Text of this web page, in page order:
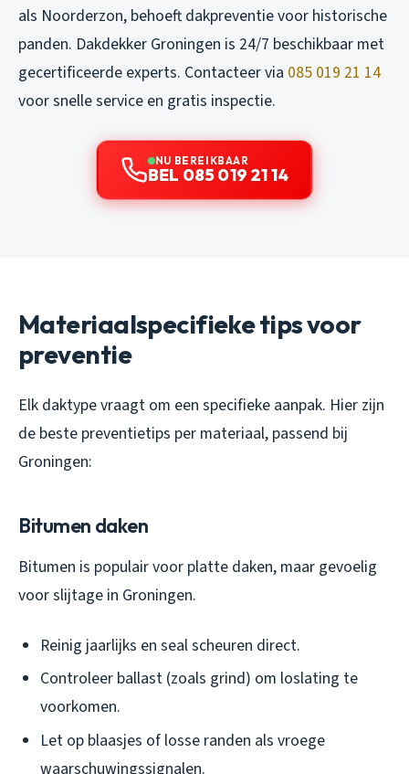
als Noorderzon, behoeft dakpreventie voor historische
panden. Dakdekker Groningen is 24/7 beschikbaar met
gecertificeerde experts. Contacteer via 085 019 21 14
voor snelle service en gratis inspectie.
NU BEREIKBAAR
BEL 085 019 21 14
Materiaalspecifieke tips voor
preventie
Elk daktype vraagt om een specifieke aanpak. Hier zijn
de beste preventietips per materiaal, passend bij
Groningen:
Bitumen daken
Bitumen is populair voor platte daken, maar gevoelig
voor slijtage in Groningen.
Reinig jaarlijks en seal scheuren direct.
Controleer ballast (zoals grind) om loslating te
voorkomen.
Let op blaasjes of losse randen als vroege
waarschuwingssignalen.